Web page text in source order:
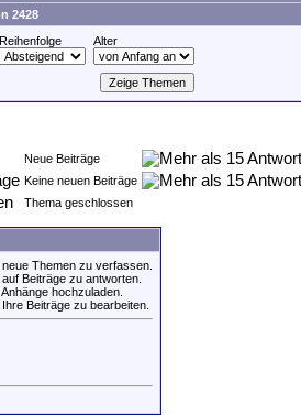
2428
Reihenfolge Alter
Neue Beiträge
Keine neuen Beiträge
Thema geschlossen
, neue Themen zu verfassen.
, auf Beiträge zu antworten.
, Anhänge hochzuladen.
, Ihre Beiträge zu bearbeiten.